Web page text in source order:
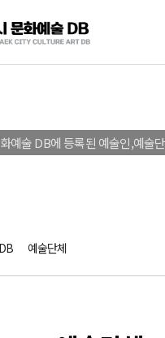
예술 DB에 등록된 예술인,예술
예술단체